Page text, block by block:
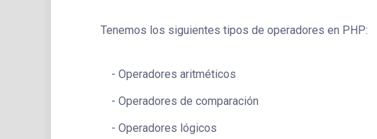
Tenemos los siguientes tipos de operadores en PHP:
Operadores aritméticos
Operadores de comparación
Operadores lógicos